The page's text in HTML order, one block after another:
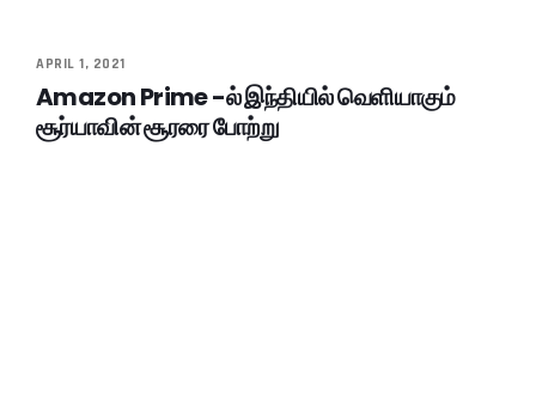
APRIL 1, 2021
Amazon Prime -ல் இந்தியில் வெளியாகும்
சூர்யாவின் சூரரை போற்று